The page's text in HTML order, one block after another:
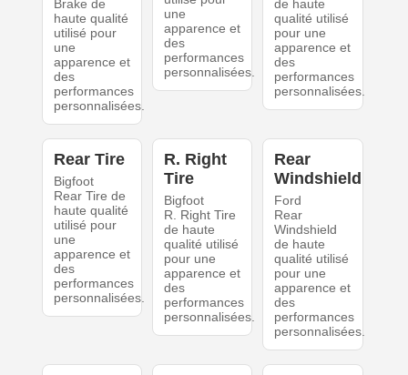
Brake de
haute qualité
utilisé pour
une
apparence et
des
performances
personnalisées.
une
apparence et
des
performances
personnalisées.
de haute
qualité utilisé
pour une
apparence et
des
performances
personnalisées.
Rear Tire
Bigfoot
Rear Tire de
haute qualité
utilisé pour
une
apparence et
des
performances
personnalisées.
R. Right
Tire
Bigfoot
R. Right Tire
de haute
qualité utilisé
pour une
apparence et
des
performances
personnalisées.
Rear
Windshield
Ford
Rear
Windshield
de haute
qualité utilisé
pour une
apparence et
des
performances
personnalisées.